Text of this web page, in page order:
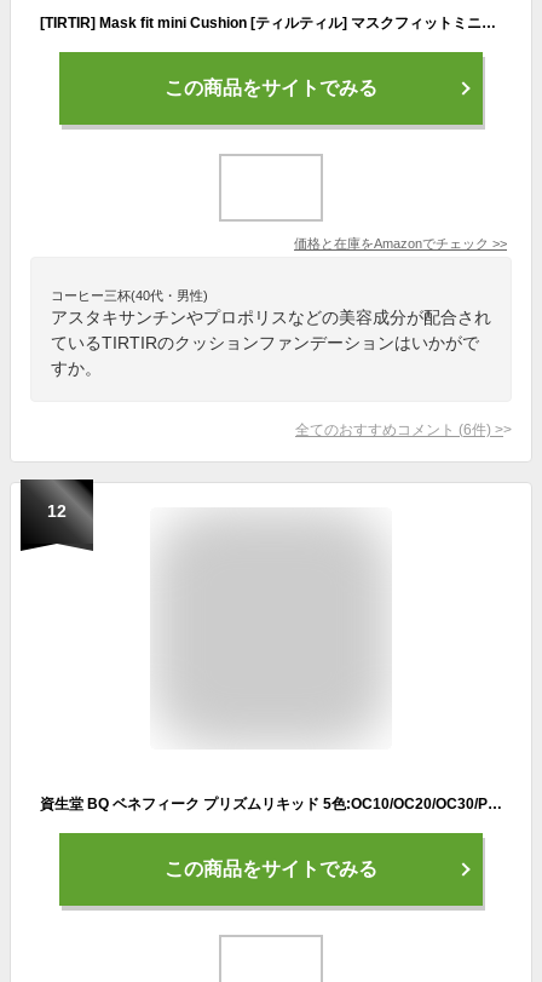
[TIRTIR] Mask fit mini Cushion [ティルティル] マスクフィットミニクッション (RED, 4.5g (21N))
この商品をサイトでみる
価格と在庫をAmazonでチェック >>
コーヒー三杯(40代・男性)
アスタキサンチンやプロポリスなどの美容成分が配合され
ているTIRTIRのクッションファンデーションはいかがで
すか。
全てのおすすめコメント (6件) >
12
資生堂 BQ ベネフィーク プリズムリキッド 5色:OC10/OC20/OC30/PO10/BO10 リキッドファンデーション 毛穴 カバー力 凹凸 色むら ツヤ 艶肌 オールシーズン シミ くすみ クリア 透明感 しっとり 保湿 人気 おすすめ
この商品をサイトでみる